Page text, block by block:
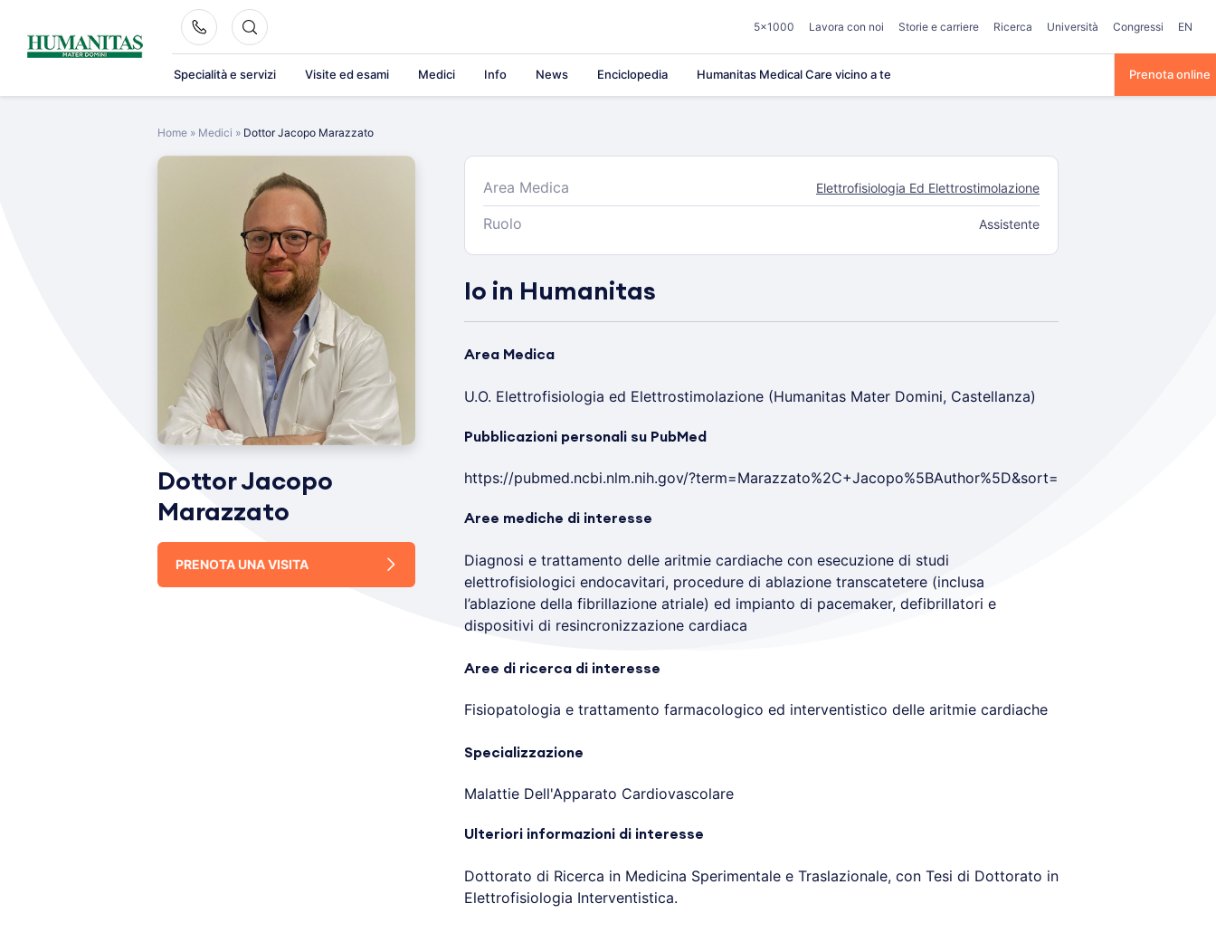
content
5×1000 Lavora con noi Storie e carriere Ricerca Università Congressi EN
Specialità e servizi Visite ed esami Medici Info News Enciclopedia Humanitas Medical Care vicino a te Prenota online
Home » Medici » Dottor Jacopo Marazzato
Dottor Jacopo
Marazzato
PRENOTA UNA VISITA
Area Medica Elettrofisiologia Ed Elettrostimolazione
Ruolo Assistente
Io in Humanitas
Area Medica
U.O. Elettrofisiologia ed Elettrostimolazione (Humanitas Mater Domini, Castellanza)
Pubblicazioni personali su PubMed
https://pubmed.ncbi.nlm.nih.gov/?term=Marazzato%2C+Jacopo%5BAuthor%5D&sort=
Aree mediche di interesse
Diagnosi e trattamento delle aritmie cardiache con esecuzione di studi
elettrofisiologici endocavitari, procedure di ablazione transcatetere (inclusa
l’ablazione della fibrillazione atriale) ed impianto di pacemaker, defibrillatori e
dispositivi di resincronizzazione cardiaca
Aree di ricerca di interesse
Fisiopatologia e trattamento farmacologico ed interventistico delle aritmie cardiache
Specializzazione
Malattie Dell'Apparato Cardiovascolare
Ulteriori informazioni di interesse
Dottorato di Ricerca in Medicina Sperimentale e Traslazionale, con Tesi di Dottorato in
Elettrofisiologia Interventistica.